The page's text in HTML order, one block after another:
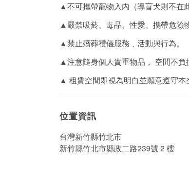
▲不可攜帶寵物入內（導盲犬則不在
▲嚴禁吸菸、毒品、性愛、攜帶危險
▲禁止殯葬禮儀服務﹑活動與行為。
▲注意隨身個人貴重物品， 空間不負
▲ 租賃空間即視為明白並願意遵守本
位置資訊
台灣新竹縣竹北市
新竹縣竹北市縣政二路239號 2 樓